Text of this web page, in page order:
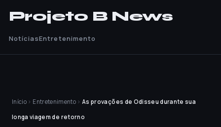
Projeto B News
NotíciasEntretenimento
Início › Entretenimento › As provações de Odisseu durante sua
longa viagem de retorno